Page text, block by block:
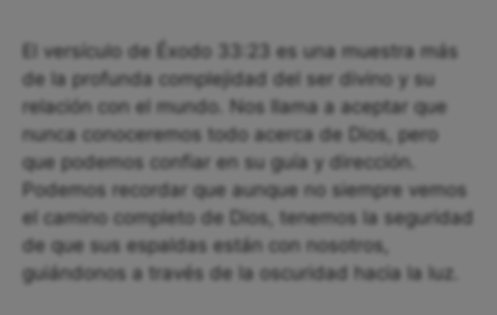
El versículo de Éxodo 33:23 es una muestra más
de la profunda complejidad del ser divino y su
relación con el mundo. Nos llama a aceptar que
nunca conoceremos todo acerca de Dios, pero
que podemos confiar en su guía y dirección.
Podemos recordar que aunque no siempre vemos
el camino completo de Dios, tenemos la seguridad
de que sus espaldas están con nosotros,
guiándonos a través de la oscuridad hacia la luz.